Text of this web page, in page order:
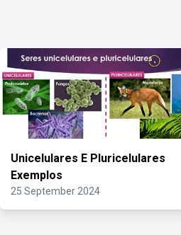
Unicelulares E Pluricelulares
Exemplos
25 September 2024